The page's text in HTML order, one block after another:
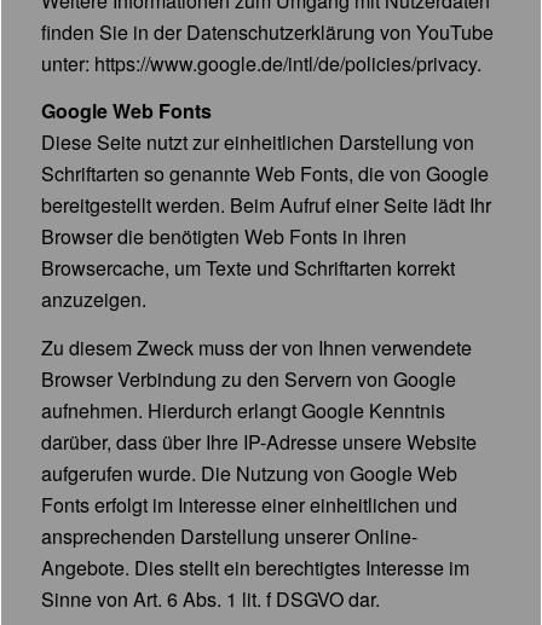
finden Sie in der Datenschutzerklärung von YouTube
unter: https://www.google.de/intl/de/policies/privacy.
Google Web Fonts
Diese Seite nutzt zur einheitlichen Darstellung von
Schriftarten so genannte Web Fonts, die von Google
bereitgestellt werden. Beim Aufruf einer Seite lädt Ihr
Browser die benötigten Web Fonts in ihren
Browsercache, um Texte und Schriftarten korrekt
anzuzeigen.
Zu diesem Zweck muss der von Ihnen verwendete
Browser Verbindung zu den Servern von Google
aufnehmen. Hierdurch erlangt Google Kenntnis
darüber, dass über Ihre IP-Adresse unsere Website
aufgerufen wurde. Die Nutzung von Google Web
Fonts erfolgt im Interesse einer einheitlichen und
ansprechenden Darstellung unserer Online-
Angebote. Dies stellt ein berechtigtes Interesse im
Sinne von Art. 6 Abs. 1 lit. f DSGVO dar.